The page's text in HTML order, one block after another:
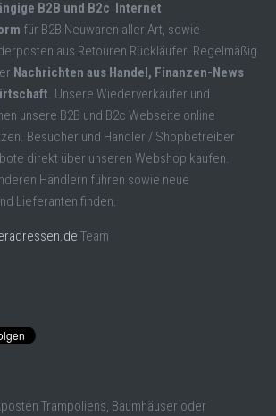
B2B und B2c Internet
für B2B Neuwaren aller Art, sowie
aus Retouren Rückläufer. Regelmäßig
Nachrichten aus Handel, Finanzen-News
. Unsere Wiederverkäufer und
unsere B2B und B2c Webseite online
Besucher und Händler / Shopbetreiber
direkt über unseren Webshop kaufen.
Händlern führen sowie neue
Lieferanten finden.
Team
Trampoliens, Baumhäuser oder